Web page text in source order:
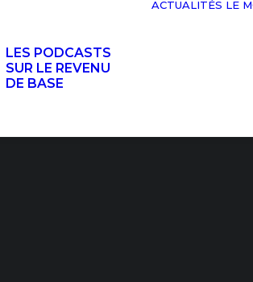
LES PODCASTS
SUR LE REVENU
DE BASE
ACTUALITÉS LE